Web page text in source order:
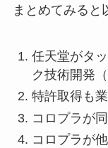
まとめてみると
任天堂がタ
ク技術開発
特許取得も
コロプラが
コロプラが